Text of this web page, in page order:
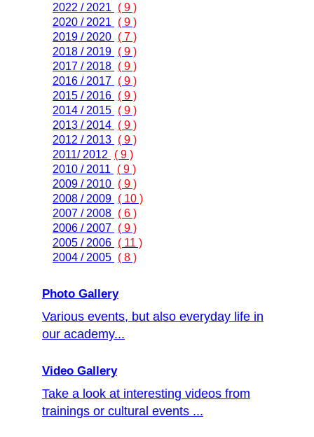
2022 / 2021
( 9 )
2020 / 2021
( 9 )
2019 / 2020 ( 7 )
2018 / 2019 ( 9 )
2017 / 2018 ( 9 )
2016 / 2017 ( 9 )
2015 / 2016 ( 9 )
2014 / 2015 ( 9 )
2013 / 2014 ( 9 )
2012 / 2013 ( 9 )
2011/ 2012
( 9 )
2010 / 2011
( 9 )
2009 / 2010 ( 9 )
2008 / 2009 ( 10 )
2007 / 2008 ( 6 )
2006 / 2007 ( 9 )
2005 / 2006 ( 11 )
2004 / 2005 ( 8 )
Photo Gallery
Various events, but also everyday life in
our academy...
Video Gallery
Take a look at interesting videos from
trainings or cultural events ...